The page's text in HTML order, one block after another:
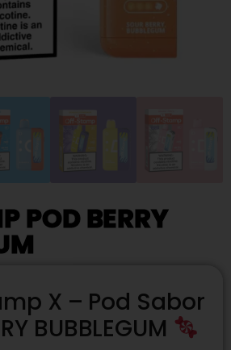
POD BERRY
X – Pod Sabor
BUBBLEGUM